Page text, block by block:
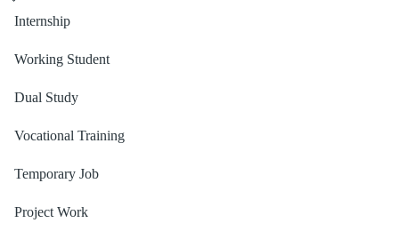
Internship
Working Student
Dual Study
Vocational Training
Temporary Job
Project Work